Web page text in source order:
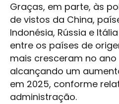
Graças, em parte, às
de vistos da China,
Indonésia, Rússia e
entre os países de
mais cresceram no
alcançando um
em 2025, conforme
administração.